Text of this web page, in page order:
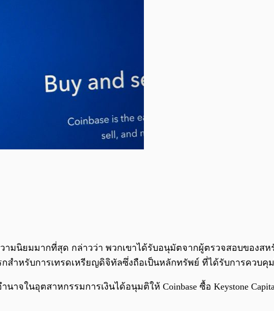
ามนิยมมากที่สุด กล่าวว่า พวกเขาได้รับอนุมัตจากผู้ตรวจสอบของสห
ำหรับการเทรดเหรียญดิจิทัลซึ่งถือเป็นหลักทรัพย์ ที่ได้รับการควบคุ
ในอุตสาหกรรมการเงินได้อนุมติให้ Coinbase ซื้อ Keystone Capital